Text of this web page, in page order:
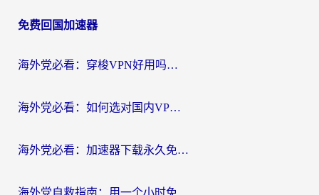
导
免费回国加速器
海外党必看：穿梭VPN好用吗？和云帆VPN对比哪个回国效果更好？附真实测评+避坑指南
海外党必看：如何选对国内VPN，实现无缝访问国内资源？
海外党必看：加速器下载永久免费版真的存在吗？教你无缝访问国内资源的正确姿势
海外党自救指南：用一个小时免费加速器，轻松打破国内资源访问壁垒？